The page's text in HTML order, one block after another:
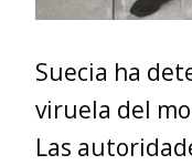
Suecia ha
viruela del
Las